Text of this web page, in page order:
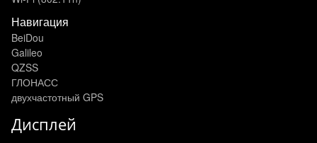
Навигация
BeiDou
Galileo
QZSS
ГЛОНАСС
двухчастотный GPS
Дисплей